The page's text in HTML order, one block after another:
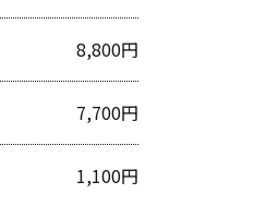
8,800円
7,700円
1,100円